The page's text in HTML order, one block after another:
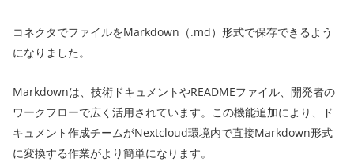
コネクタでファイルをMarkdown（.md）形式で保存できるよう
になりました。
Markdownは、技術ドキュメントやREADMEファイル、開発者の
ワークフローで広く活用されています。この機能追加により、ド
キュメント作成チームがNextcloud環境内で直接Markdown形式
に変換する作業がより簡単になります。